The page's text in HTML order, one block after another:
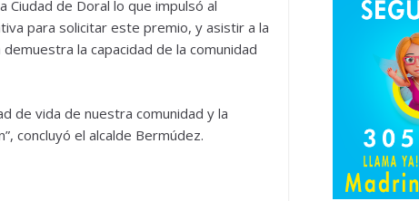
Ciudad de Doral lo que impulsó al
para solicitar este premio, y asistir a la
la capacidad de la comunidad
de vida de nuestra comunidad y la
concluyó el alcalde Bermúdez.